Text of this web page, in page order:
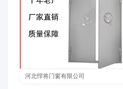
河北悍将门窗有限公司